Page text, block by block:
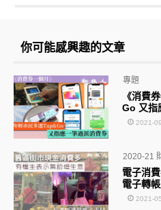
你可能感興趣的文章
《消費
Go 又指
專題
2021-
電子消
電子轉
2020-21
2021-